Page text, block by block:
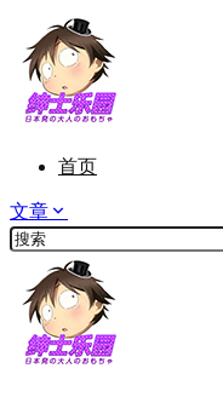
首页
文章